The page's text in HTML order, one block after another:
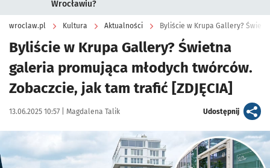
Wrocławiu?
wroclaw.pl Kultura Aktualności
Byliście w Krupa Gallery? Świetna
galeria promująca młodych twórców.
Zobaczcie, jak tam trafić [ZDJĘCIA]
Data publikacji:
13.06.2025 10:57 | Autor:
Magdalena Talik Udostępnijartykuł
Kliknij, aby zobaczyć galerię